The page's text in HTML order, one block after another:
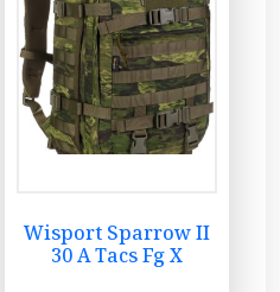
Wisport Sparrow II
30 A Tacs Fg X